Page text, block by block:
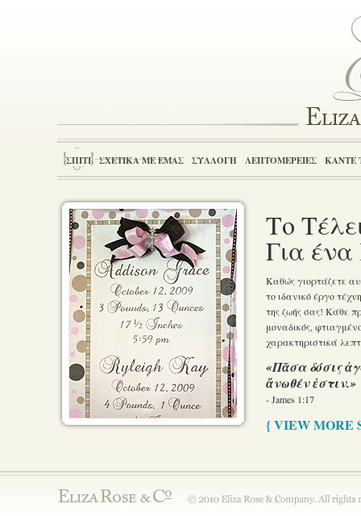
ΣΠΊΤΙ ΣΧΕΤΙΚΆ ΜΕ ΕΜΆΣ ΣΥΛΛΟΓΉ ΛΕΠΤΟΜΈΡΕΙΕΣ ΚΆΝΤΕ
Το
Για
Καθώς γιορτάζετε
το ιδανικό έργο
της ζωής σας! Κάθε
μοναδικός,
χαρακτηριστικά
«Πᾶσα δόσις
ἄνωθέν ἐστιν.»
- James 1:17
{ VIEW MORE